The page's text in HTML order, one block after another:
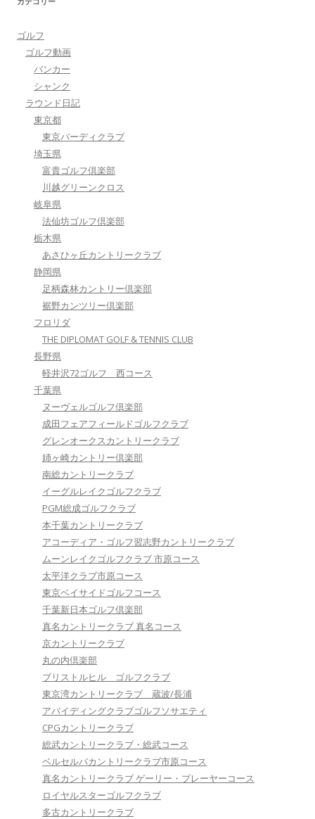
ゴルフ
ゴルフ動画
バンカー
シャンク
ラウンド日記
東京都
東京バーディクラブ
埼玉県
富貴ゴルフ倶楽部
川越グリーンクロス
岐阜県
法仙坊ゴルフ倶楽部
栃木県
あさひヶ丘カントリークラブ
静岡県
足柄森林カントリー倶楽部
裾野カンツリー倶楽部
フロリダ
THE DIPLOMAT GOLF & TENNIS CLUB
長野県
軽井沢72ゴルフ 西コース
千葉県
ヌーヴェルゴルフ倶楽部
成田フェアフィールドゴルフクラブ
グレンオークスカントリークラブ
姉ヶ崎カントリー倶楽部
南総カントリークラブ
イーグルレイクゴルフクラブ
PGM総成ゴルフクラブ
本千葉カントリークラブ
アコーディア・ゴルフ習志野カントリークラブ
ムーンレイクゴルフクラブ 市原コース
太平洋クラブ市原コース
東京ベイサイドゴルフコース
千葉新日本ゴルフ倶楽部
真名カントリークラブ 真名コース
京カントリークラブ
丸の内倶楽部
ブリストルヒル ゴルフクラブ
東京湾カントリークラブ 蔵波/長浦
アバイディングクラブゴルフソサエティ
CPGカントリークラブ
総武カントリークラブ・総武コース
ベルセルバカントリークラブ市原コース
真名カントリークラブ ゲーリー・プレーヤーコース
ロイヤルスターゴルフクラブ
多古カントリークラブ